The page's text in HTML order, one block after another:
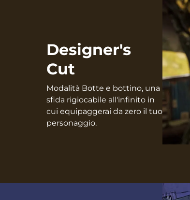
Designer's
Cut
Modalità Botte e bottino, una
sfida rigiocabile all'infinito in
cui equipaggerai da zero il tuo
personaggio.